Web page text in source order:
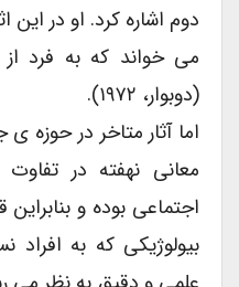
دوم اشاره کرد. او در این
می خواند که به فرد
(دوبوار، ۱۹۷۲).
اما آثار متاخر در حوزه
معانی نهفته در
اجتماعی بوده و بنابراین
بیولوژیکی که به افراد